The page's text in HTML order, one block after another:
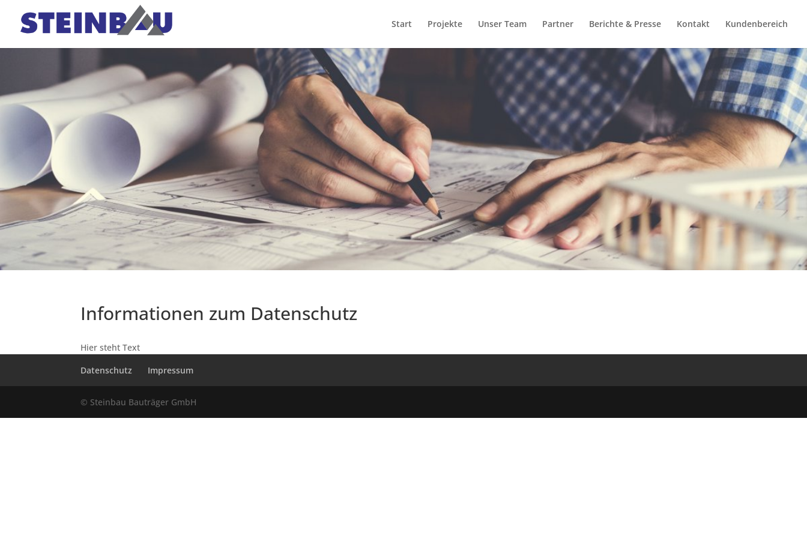
Start Projekte Unser Team Partner Berichte & Presse Kontakt Kundenbereich
Informationen zum Datenschutz
Hier steht Text
Datenschutz
Impressum
© Steinbau Bauträger GmbH